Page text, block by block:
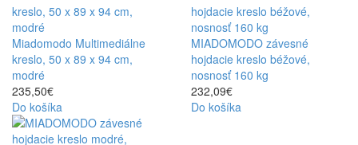
Miadomodo Multimediálne
kreslo, 50 x 89 x 94 cm,
modré
235,50€
Do košíka
MIADOMODO závesné
hojdacie kreslo béžové,
nosnosť 160 kg
232,09€
Do košíka